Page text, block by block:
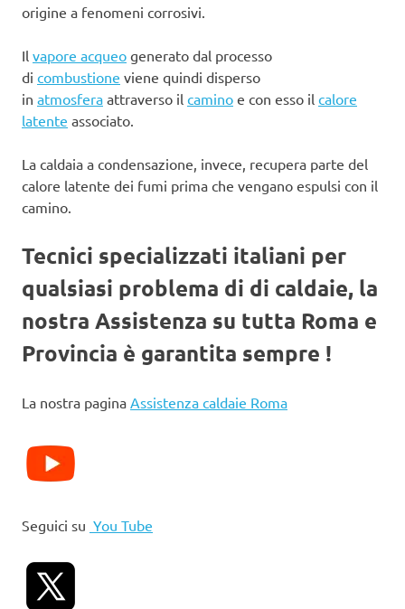
origine a fenomeni corrosivi.
Il vapore acqueo generato dal processo
di combustione viene quindi disperso
in atmosfera attraverso il camino e con esso il calore
latente associato.
La caldaia a condensazione, invece, recupera parte del
calore latente dei fumi prima che vengano espulsi con il
camino.
Tecnici specializzati italiani per
qualsiasi problema di di caldaie, la
nostra Assistenza su tutta Roma e
Provincia è garantita sempre !
La nostra pagina Assistenza caldaie Roma
Seguici su You Tube